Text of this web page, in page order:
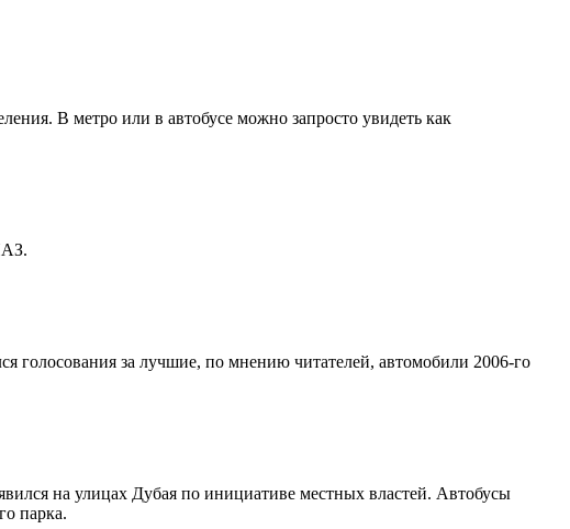
В метро или в автобусе можно запросто увидеть как
голосования за лучшие, по мнению читателей, автомобили 2006-го
на улицах Дубая по инициативе местных властей. Автобусы
парка.